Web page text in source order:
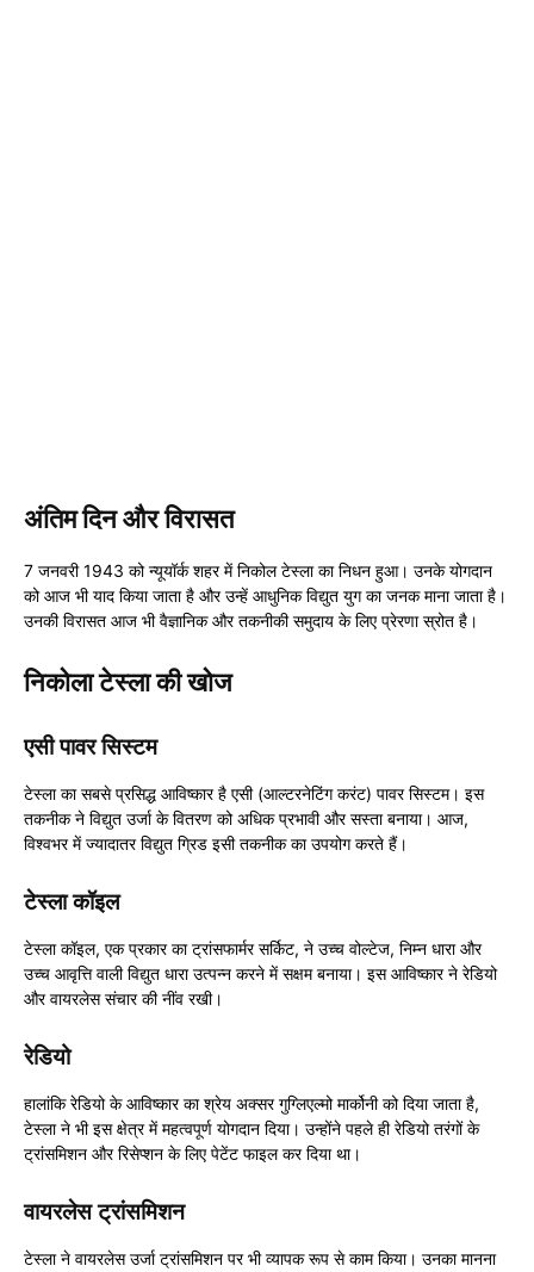
अंतिम दिन और विरासत
7 जनवरी 1943 को न्यूयॉर्क शहर में निकोल टेस्ला का निधन हुआ। उनके योगदान
को आज भी याद किया जाता है और उन्हें आधुनिक विद्युत युग का जनक माना जाता है।
उनकी विरासत आज भी वैज्ञानिक और तकनीकी समुदाय के लिए प्रेरणा स्रोत है।
निकोला टेस्ला की खोज
एसी पावर सिस्टम
टेस्ला का सबसे प्रसिद्ध आविष्कार है एसी (आल्टरनेटिंग करंट) पावर सिस्टम। इस
तकनीक ने विद्युत उर्जा के वितरण को अधिक प्रभावी और सस्ता बनाया। आज,
विश्वभर में ज्यादातर विद्युत ग्रिड इसी तकनीक का उपयोग करते हैं।
टेस्ला कॉइल
टेस्ला कॉइल, एक प्रकार का ट्रांसफार्मर सर्किट, ने उच्च वोल्टेज, निम्न धारा और
उच्च आवृत्ति वाली विद्युत धारा उत्पन्न करने में सक्षम बनाया। इस आविष्कार ने रेडियो
और वायरलेस संचार की नींव रखी।
रेडियो
हालांकि रेडियो के आविष्कार का श्रेय अक्सर गुग्लिएल्मो मार्कोनी को दिया जाता है,
टेस्ला ने भी इस क्षेत्र में महत्वपूर्ण योगदान दिया। उन्होंने पहले ही रेडियो तरंगों के
ट्रांसमिशन और रिसेप्शन के लिए पेटेंट फाइल कर दिया था।
वायरलेस ट्रांसमिशन
टेस्ला ने वायरलेस उर्जा ट्रांसमिशन पर भी व्यापक रूप से काम किया। उनका मानना